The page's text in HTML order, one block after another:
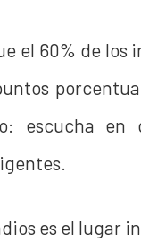
el 60% de los
escucha en
es el lugar